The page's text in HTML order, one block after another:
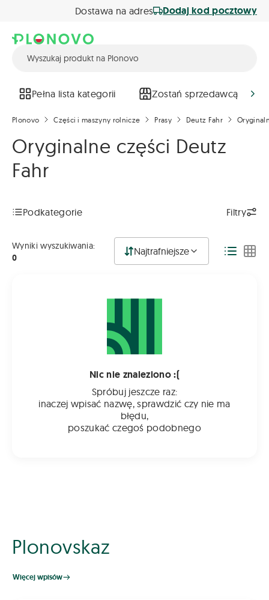
Dostawa na adres Dodaj kod pocztowy
Pełna lista kategorii Zostań sprzedawcą
Plonovo Części i maszyny rolnicze Prasy Deutz Fahr
Oryginalne części Deutz
Fahr
Podkategorie Filtry
Wyniki wyszukiwania:
0
Najtrafniejsze
Nic nie znaleziono :(
Spróbuj jeszcze raz:
inaczej wpisać nazwę, sprawdzić czy nie ma
błędu,
poszukać czegoś podobnego
Plonovskaz
Więcej wpisów